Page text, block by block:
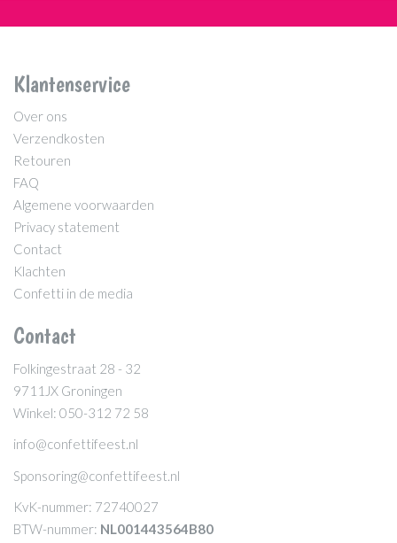
Klantenservice
Over ons
Verzendkosten
Retouren
FAQ
Algemene voorwaarden
Privacy statement
Contact
Klachten
Confetti in de media
Contact
Folkingestraat 28 - 32
9711JX Groningen
Winkel: 050-312 72 58
info@confettifeest.nl
Sponsoring@confettifeest.nl
KvK-nummer: 72740027
BTW-nummer: NL001443564B80